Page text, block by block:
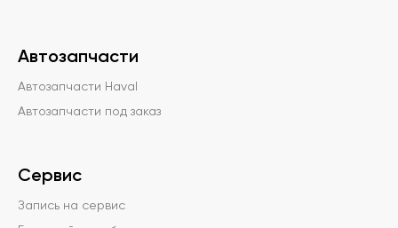
Автозапчасти
Автозапчасти Haval
Автозапчасти под заказ
Сервис
Запись на сервис